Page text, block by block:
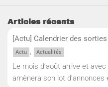
Articles récents
[Actu] Calendrier des
Actu , Actualités
Le mois d’août arrive et
amènera son lot d’annonces